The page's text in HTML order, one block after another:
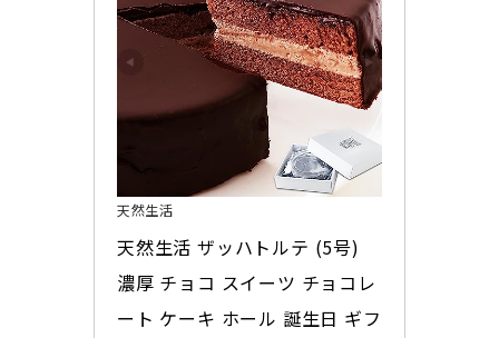
天然生活
天然生活 ザッハトルテ (5号)
濃厚 チョコ スイーツ チョコレ
ート ケーキ ホール 誕生日 ギフ